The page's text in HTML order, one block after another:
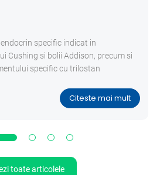
specific indicat in
Cushing si bolii Addison, precum si
specific cu trilostan
Citeste mai mult
toate articolele